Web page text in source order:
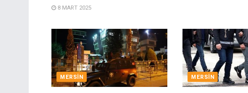
8 MART 2025
MERSIN MERSIN